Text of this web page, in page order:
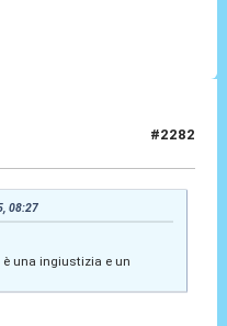
#2282
08:27
una ingiustizia e un